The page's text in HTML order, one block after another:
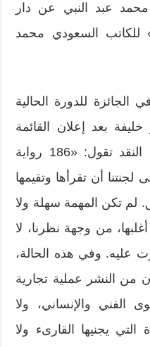
عبد النبي عن دار
للكاتب السعودي محمد
الجائزة للدورة الحالية
بعد إعلان القائمة
القصيرة وبعد بدء موجة من النقد تقول: «186 رواية
أن تقرأها وتقيمها
لم تكن المهمة سهلة ولا
من وجهة نظرنا، لا
عليه. وفي هذه الحالة،
من النشر عملية تجارية
الفني والإنساني، ولا
التي يجنيها القارىء ولا